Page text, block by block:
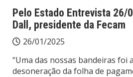
Pelo Estado Entrevista 26/
Dall, presidente da Fecam
26/01/2025
“Uma das nossas bandeiras foi
desoneração da folha de